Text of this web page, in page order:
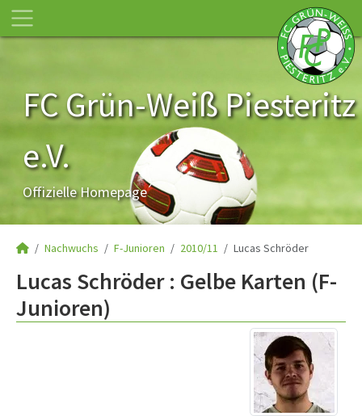
FC Grün-Weiß Piesteritz
e.V.
Offizielle Homepage
Nachwuchs F-Junioren 2010/11 Lucas Schröder
Lucas Schröder : Gelbe Karten (F-
Junioren)